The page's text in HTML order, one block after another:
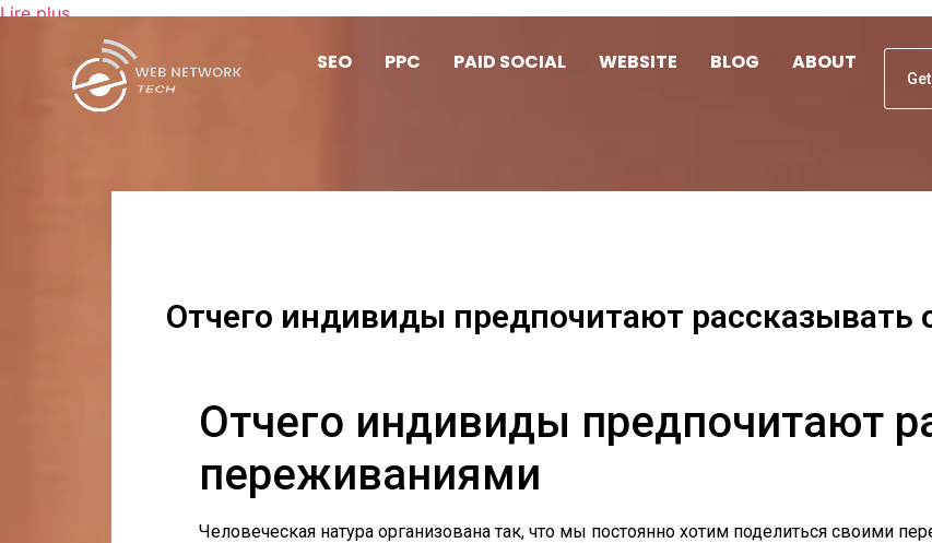
Lire plus
SEO PPC PAID SOCIAL WEBSITE BLOG ABOUT
Отчего индивиды предпочитают
Отчего индивиды предпочитают
переживаниями
Человеческая натура организована так, что мы постоянно хотим поделиться своими